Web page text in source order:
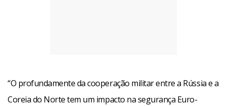
“O profundamente da cooperação militar entre a Rússia e a
Coreia do Norte tem um impacto na segurança Euro-